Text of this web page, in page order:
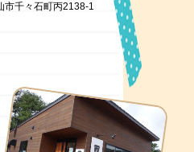
市千々石町丙2138-1